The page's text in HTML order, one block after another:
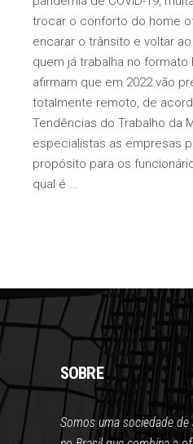
trocar o conforto do home
encarar o trânsito e voltar
quem já trabalha no formato
afirmam que em 2022 vão
totalmente remoto, de
Tendências do Trabalho da
especialistas as empresas
propósito para os
qual é
SOBRE
Somos uma sociedade